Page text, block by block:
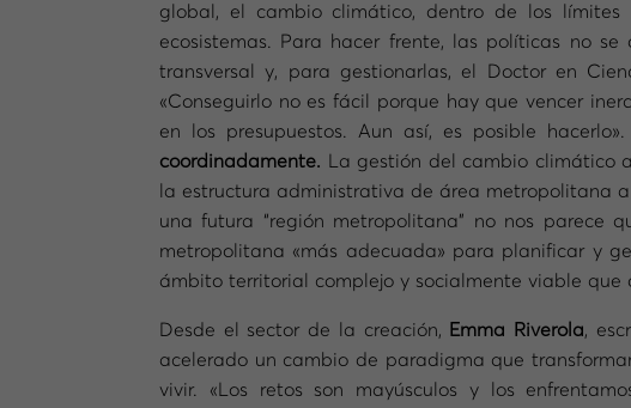
global, el cambio climático, dentro de los
ecosistemas. Para hacer frente, las políticas no
transversal y, para gestionarlas, el Doctor en
«Conseguirlo no es fácil porque hay que vencer
en los presupuestos. Aun así, es posible hacerlo».
coordinadamente.
La gestión del cambio climático
la estructura administrativa de área metropolitana
una futura “región metropolitana” no nos parece
metropolitana «más adecuada» para planificar y
ámbito territorial complejo y socialmente viable
Desde el sector de la creación, Emma Riverola,
acelerado un cambio de paradigma que
vivir. «Los retos son mayúsculos y los